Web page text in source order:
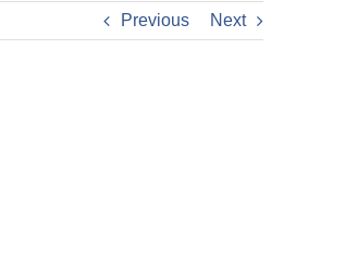
Previous Next